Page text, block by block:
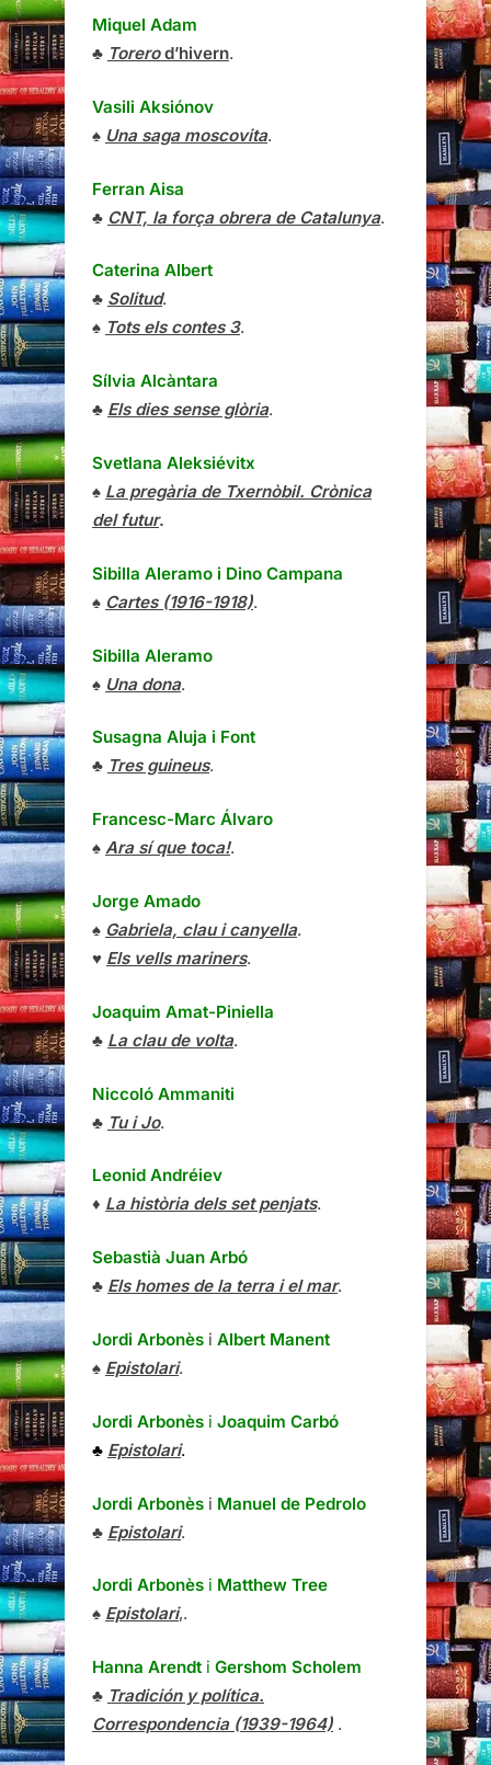
Miquel Adam
♣ Torerod’hivern.
Vasili Aksiónov
♠ Una saga moscovita.
Ferran Aisa
♣ CNT, la força obrera de Catalunya.
Caterina Albert
♣ Solitud.
♠ Tots els contes 3.
Sílvia Alcàntara
♣ Els dies sense glòria.
Svetlana Aleksiévitx
♠ La pregària de Txernòbil. Crònica
del futur.
Sibilla Aleramo i Dino Campana
♠ Cartes (1916-1918).
Sibilla Aleramo
♠ Una dona.
Susagna Aluja i Font
♣ Tres guineus.
Francesc-Marc Álvaro
♠ Ara sí que toca!.
Jorge Amado
♠ Gabriela, clau i canyella.
♥ Els vells mariners.
Joaquim Amat-Piniella
♣ La clau de volta.
Niccoló Ammaniti
♣ Tu i Jo.
Leonid Andréiev
♦ La història dels set penjats.
Sebastià Juan Arbó
♣ Els homes de la terra i el mar.
Jordi Arbonès i Albert Manent
♠ Epistolari.
Jordi Arbonès i Joaquim Carbó
♣ Epistolari.
Jordi Arbonès i Manuel de Pedrolo
♣ Epistolari.
Jordi Arbonès i Matthew Tree
♠ Epistolari,.
Hanna Arendt i Gershom Scholem
♣ Tradición y política.
Correspondencia (1939-1964) .